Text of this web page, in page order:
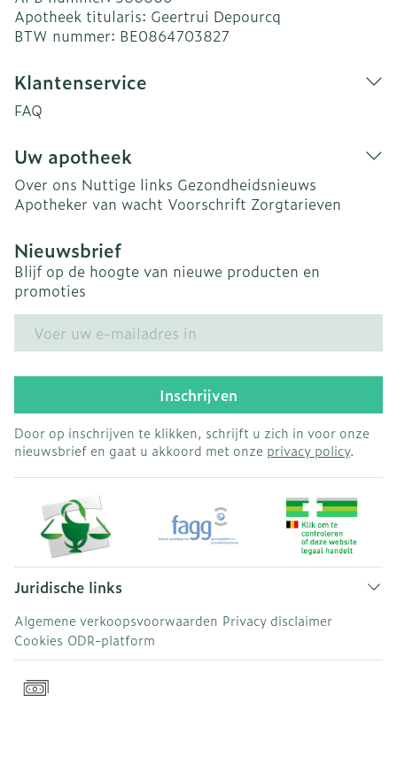
Apotheek titularis: Geertrui Depourcq
BTW nummer: BE0864703827
Klantenservice
FAQ
Uw apotheek
Over ons Nuttige links Gezondheidsnieuws
Apotheker van wacht Voorschrift Zorgtarieven
Nieuwsbrief
Blijf op de hoogte van nieuwe producten en
promoties
Inschrijven
Door op inschrijven te klikken, schrijft u zich in voor onze
nieuwsbrief en gaat u akkoord met onze privacy policy.
Juridische links
Algemene verkoopsvoorwaarden Privacy disclaimer
Cookies ODR-platform